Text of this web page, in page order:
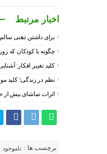
اخبار مرتبط
برای داشتن ذهنی
چگونه با کودکان که
کلید تغییر افکار:
نظم در زندگی؛ کلید
اثرات تماشای بیش از
برچسب ها : ناموجود